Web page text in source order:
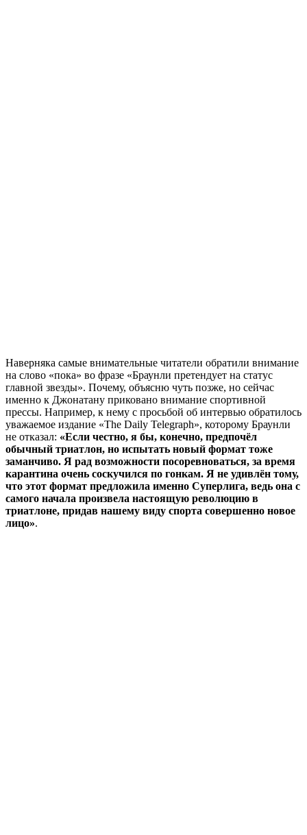
Наверняка самые внимательные читатели обратили внимание
на слово «пока» во фразе «Браунли претендует на статус
главной звезды». Почему, объясню чуть позже, но сейчас
именно к Джонатану приковано внимание спортивной
прессы. Например, к нему с просьбой об интервью обратилось
уважаемое издание «The Daily Telegraph», которому Браунли
не отказал: «Если честно, я бы, конечно, предпочёл
обычный триатлон, но испытать новый формат тоже
заманчиво. Я рад возможности посоревноваться, за время
карантина очень соскучился по гонкам. Я не удивлён тому,
что этот формат предложила именно Суперлига, ведь она с
самого начала произвела настоящую революцию в
триатлоне, придав нашему виду спорта совершенно новое
лицо».